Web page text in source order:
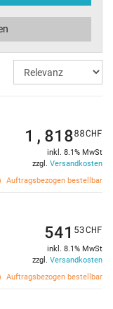
Auftragsbezogen bestellbar
1,81888CHF
inkl. 8.1% MwSt
zzgl. Versandkosten
Auftragsbezogen bestellbar
541 53CHF
inkl. 8.1% MwSt
zzgl. Versandkosten